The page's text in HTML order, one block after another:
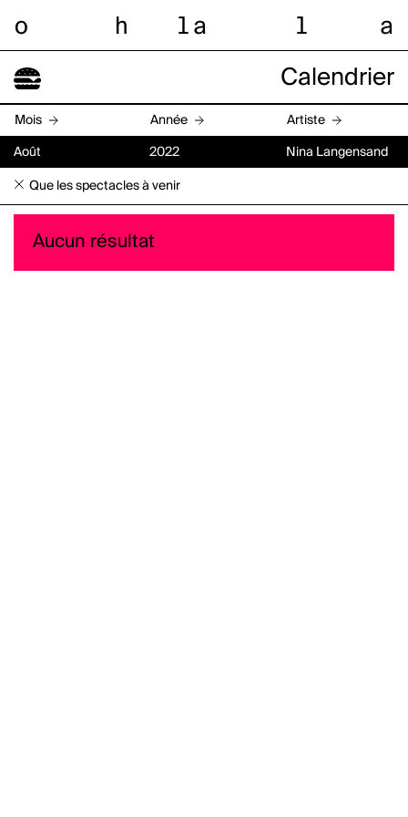
o h l a l a
Calendrier
Mois Année Artiste
Août 2022 Nina Langensand
Que les spectacles à venir
Aucun résultat